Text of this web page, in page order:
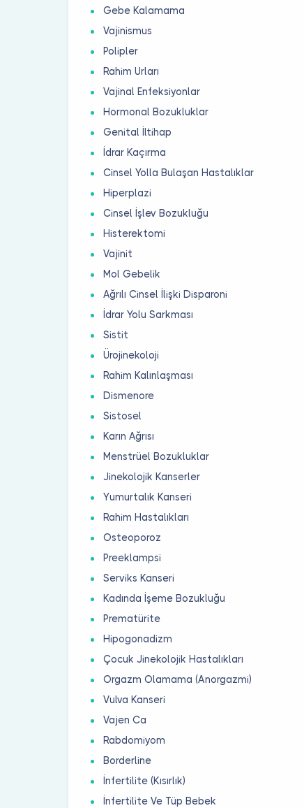
Gebe Kalamama
Vajinismus
Polipler
Rahim Urları
Vajinal Enfeksiyonlar
Hormonal Bozukluklar
Genital İltihap
İdrar Kaçırma
Cinsel Yolla Bulaşan Hastalıklar
Hiperplazi
Cinsel İşlev Bozukluğu
Histerektomi
Vajinit
Mol Gebelik
Ağrılı Cinsel İlişki Disparoni
İdrar Yolu Sarkması
Sistit
Ürojinekoloji
Rahim Kalınlaşması
Dismenore
Sistosel
Karın Ağrısı
Menstrüel Bozukluklar
Jinekolojik Kanserler
Yumurtalık Kanseri
Rahim Hastalıkları
Osteoporoz
Preeklampsi
Serviks Kanseri
Kadında İşeme Bozukluğu
Prematürite
Hipogonadizm
Çocuk Jinekolojik Hastalıkları
Orgazm Olamama (Anorgazmi)
Vulva Kanseri
Vajen Ca
Rabdomiyom
Borderline
İnfertilite (Kısırlık)
İnfertilite Ve Tüp Bebek